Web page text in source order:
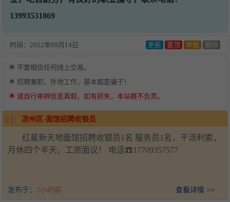
13993531869
时间： 2022年09月14日 更新 置顶 举报 删除
🌟 不要相信任何线上交易。
🌟 招聘兼职、外地工作，基本都是骗子！
🌟 请自行审辨信息真假，如有损失，本站概不负责。
凉州区-面馆招聘收银员
红星新天地面馆招聘收银员1名 服务员1名，干活利索，
月休四个半天，工资面议！ 电话☎17709357577
发布于： 2小时前 查看详情 >>